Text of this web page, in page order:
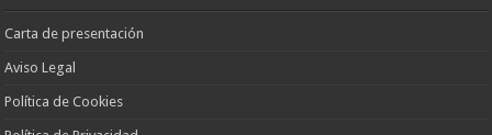
Carta de presentación
Aviso Legal
Política de Cookies